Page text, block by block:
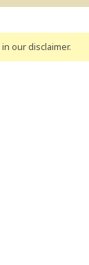
in our disclaimer.